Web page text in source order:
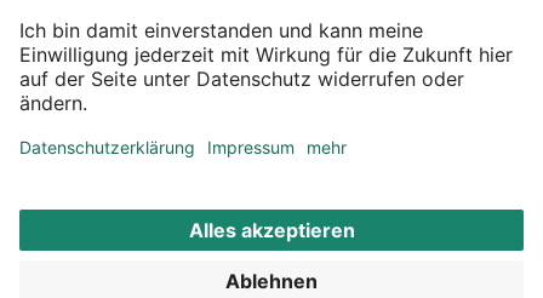
Kontakt
Aktionsbedingungen